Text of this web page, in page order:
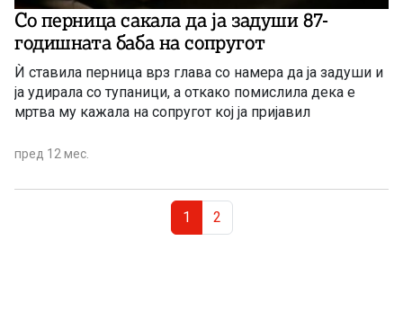
Со перница сакала да ја задуши 87-
годишната баба на сопругот
Ѝ ставила перница врз глава со намера да ја задуши и
ја удирала со тупаници, а откако помислила дека е
мртва му кажала на сопругот кој ја пријавил
пред 12 мес.
Current Page
1 Page
2